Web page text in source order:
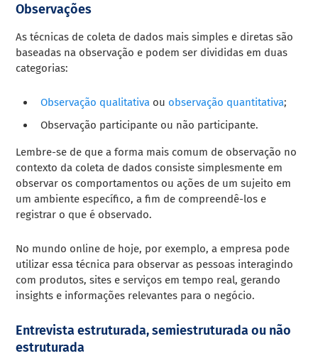
Observações
As técnicas de coleta de dados mais simples e diretas são
baseadas na observação e podem ser divididas em duas
categorias:
Observação qualitativa ou observação quantitativa;
Observação participante ou não participante.
Lembre-se de que a forma mais comum de observação no
contexto da coleta de dados consiste simplesmente em
observar os comportamentos ou ações de um sujeito em
um ambiente específico, a fim de compreendê-los e
registrar o que é observado.
No mundo online de hoje, por exemplo, a empresa pode
utilizar essa técnica para observar as pessoas interagindo
com produtos, sites e serviços em tempo real, gerando
insights e informações relevantes para o negócio.
Entrevista estruturada, semiestruturada ou não
estruturada